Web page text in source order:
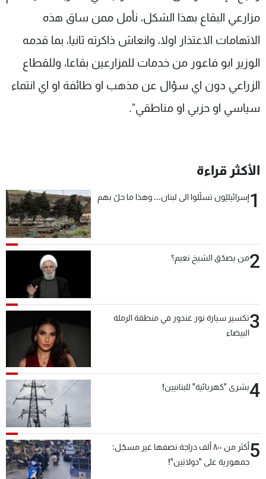
مزارعي البقاع بهذا الشكل، نأمل ممن ساق هذه
الاتهامات الاعتذار اولا، وانعاش ذاكرته ثانيا، بما قدمه
الوزير ابو فاعور من خدمات للمزارعين بقاعا، وللقطاع
الزراعي دون اي سؤال عن مذهب او طائفة او اي انتماء
سياسي او حزبي او مناطقي".
الأكثر قراءة
1إسرائيليّون تسلّلوا الى لبنان... وهذا ما حلّ بهم
2من يصدّق الشيخ نعيم؟
3تكسير سيارة نور غندور في منطقة الرملة
البيضاء
4بشرى "كهربائية" للبنانيين!
5
أكثر من ٨٠٠ ألف دراجة نصفها غير مسجّل:
جمهورية على "دولابَين"!